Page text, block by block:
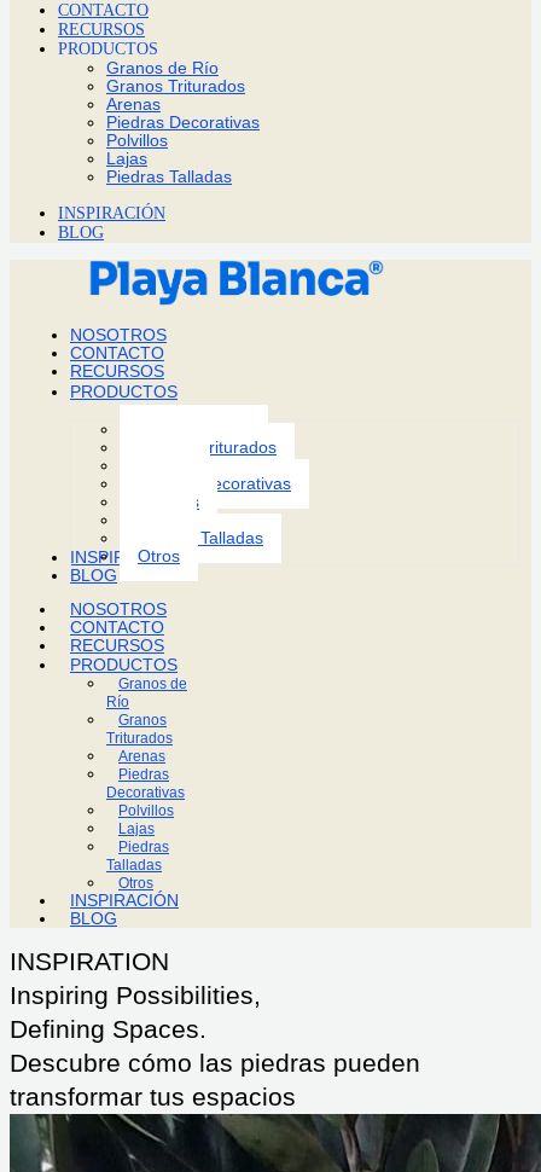
CONTACTO
RECURSOS
PRODUCTOS
Granos de Río
Granos Triturados
Arenas
Piedras Decorativas
Polvillos
Lajas
Piedras Talladas
INSPIRACIÓN
BLOG
NOSOTROS
CONTACTO
RECURSOS
PRODUCTOS
Granos Triturados
Piedras Decorativas
Polvillos
Piedras Talladas
Otros
INSPIRACIÓN
BLOG
NOSOTROS
CONTACTO
RECURSOS
PRODUCTOS
Granos de
Río
Granos
Triturados
Arenas
Piedras
Decorativas
Polvillos
Lajas
Piedras
Talladas
Otros
INSPIRACIÓN
BLOG
INSPIRATION
Inspiring Possibilities,
Defining Spaces.
Descubre cómo las piedras pueden
transformar tus espacios